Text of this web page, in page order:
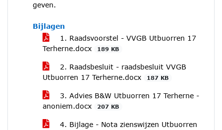
geven.
Bijlagen
1. Raadsvoorstel - VVGB Utbuorren 17
Terherne.docx
189 KB
2. Raadsbesluit - raadsbesluit VVGB
Utbuorren 17 Terherne.docx
187 KB
3. Advies B&W Utbuorren 17 Terherne -
anoniem.docx
207 KB
4. Bijlage - Nota zienswijzen Utbuorren